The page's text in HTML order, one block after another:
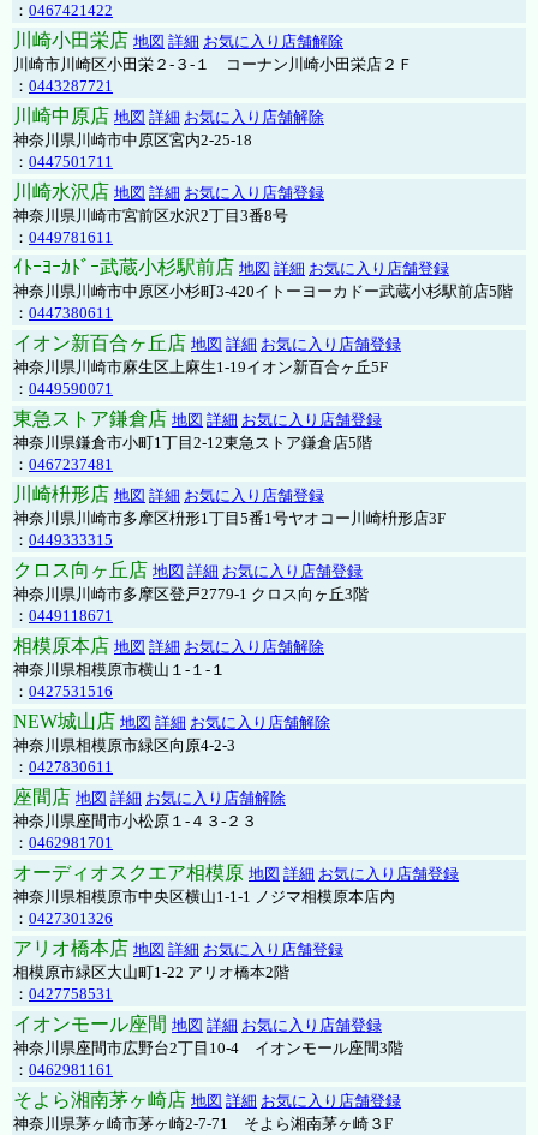
： 0467421422
川崎小田栄店 地図 詳細 お気に入り店舗解除
川崎市川崎区小田栄２‐３‐１ コーナン川崎小田栄店２Ｆ
： 0443287721
川崎中原店 地図 詳細 お気に入り店舗解除
神奈川県川崎市中原区宮内2-25-18
： 0447501711
川崎水沢店 地図 詳細 お気に入り店舗登録
神奈川県川崎市宮前区水沢2丁目3番8号
： 0449781611
ｲﾄｰﾖｰｶﾄﾞｰ武蔵小杉駅前店 地図 詳細 お気に入り店舗登録
神奈川県川崎市中原区小杉町3-420イトーヨーカドー武蔵小杉駅前店5階
： 0447380611
イオン新百合ヶ丘店 地図 詳細 お気に入り店舗登録
神奈川県川崎市麻生区上麻生1-19イオン新百合ヶ丘5F
： 0449590071
東急ストア鎌倉店 地図 詳細 お気に入り店舗登録
神奈川県鎌倉市小町1丁目2-12東急ストア鎌倉店5階
： 0467237481
川崎枡形店 地図 詳細 お気に入り店舗登録
神奈川県川崎市多摩区枡形1丁目5番1号ヤオコー川崎枡形店3F
： 0449333315
クロス向ヶ丘店 地図 詳細 お気に入り店舗登録
神奈川県川崎市多摩区登戸2779-1 クロス向ヶ丘3階
： 0449118671
相模原本店 地図 詳細 お気に入り店舗解除
神奈川県相模原市横山１-１-１
： 0427531516
NEW城山店 地図 詳細 お気に入り店舗解除
神奈川県相模原市緑区向原4-2-3
： 0427830611
座間店 地図 詳細 お気に入り店舗解除
神奈川県座間市小松原１-４３-２３
： 0462981701
オーディオスクエア相模原 地図 詳細 お気に入り店舗登録
神奈川県相模原市中央区横山1-1-1 ノジマ相模原本店内
： 0427301326
アリオ橋本店 地図 詳細 お気に入り店舗登録
相模原市緑区大山町1-22 アリオ橋本2階
： 0427758531
イオンモール座間 地図 詳細 お気に入り店舗登録
神奈川県座間市広野台2丁目10-4 イオンモール座間3階
： 0462981161
そよら湘南茅ヶ崎店 地図 詳細 お気に入り店舗登録
神奈川県茅ヶ崎市茅ヶ崎2‐7‐71 そよら湘南茅ヶ崎３F